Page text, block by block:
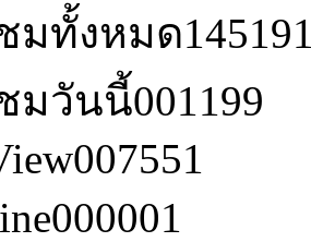
มทั้งหมด
มวันนี้001199
007551
000001